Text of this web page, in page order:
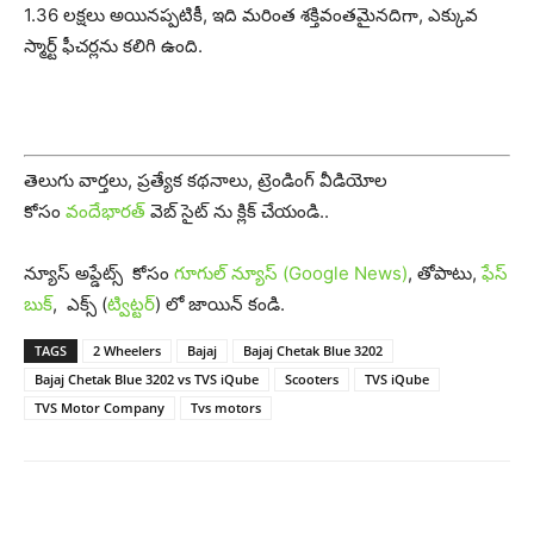
1.36 లక్షలు అయినప్పటికీ, ఇది మరింత శక్తివంతమైనదిగా, ఎక్కువ
స్మార్ట్ ఫీచ‌ర్ల‌ను క‌లిగి ఉంది.
తెలుగు వార్తలు, ప్రత్యేక కథనాలు, ట్రెండింగ్ వీడియోల
కోసం వందేభారత్ వెబ్ సైట్ ను క్లిక్ చేయండి..
న్యూస్ అప్డేట్స్ కోసం గూగుల్ న్యూస్ (Google News), తోపాటు,ఫేస్
బుక్, ఎక్స్ (ట్విట్టర్) లో జాయిన్ కండి.
TAGS 2 Wheelers Bajaj
Bajaj Chetak Blue 3202
Bajaj Chetak Blue 3202 vs TVS iQube
Scooters
TVS iQube
TVS Motor Company
Tvs motors